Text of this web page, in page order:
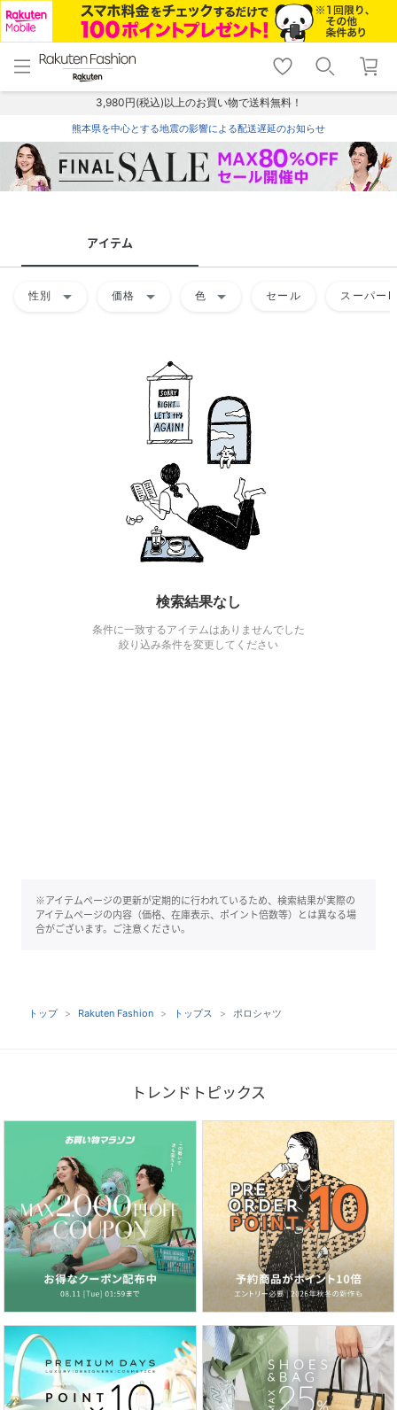
menu home
トップ
shopping_cart lock_outline
ログイン
3,980円(税込)以上のお買い物で送料無料！
熊本県を中心とする地震の影響による配送遅延のお知らせ
アイテム
性別 arrow_drop_down 価格 arrow_drop_down 色 arrow_drop_down セール スーパー
検索結果なし
条件に一致するアイテムはありませんでした
絞り込み条件を変更してください
※アイテムページの更新が定期的に行われているため、検索結果が実際の
アイテムページの内容（価格、在庫表示、ポイント倍数等）とは異なる場
合がございます。ご注意ください。
トップ Rakuten Fashion トップス ポロシャツ
トレンドトピックス